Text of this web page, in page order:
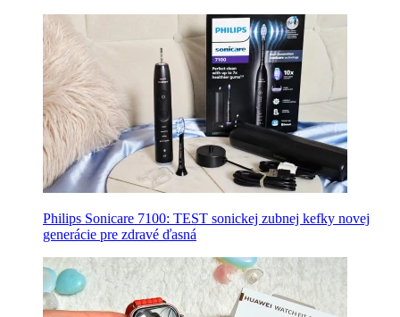
Philips Sonicare 7100: TEST sonickej zubnej kefky novej
generácie pre zdravé ďasná